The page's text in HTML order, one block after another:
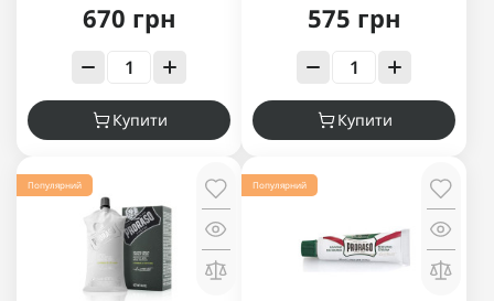
670 грн
Купити
575 грн
Купити
Популярний Популярний